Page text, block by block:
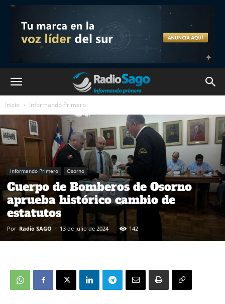
Inicio Informando Primero
Informando Primero Osorno
Cuerpo de Bomberos de Osorno
aprueba histórico cambio de
estatutos
Por Radio SAGO - 13 de julio de 2024 142